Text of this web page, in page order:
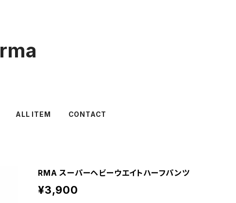
rma
ALL ITEM CONTACT
RMA スーパーヘビーウエイトハーフパンツ
¥3,900